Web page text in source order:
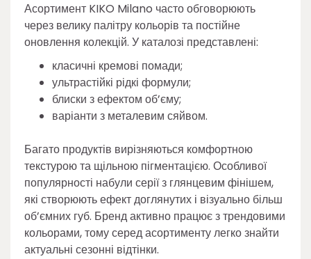
Асортимент KIKO Milano часто обговорюють
через велику палітру кольорів та постійне
оновлення колекцій. У каталозі представлені:
класичні кремові помади;
ультрастійкі рідкі формули;
блиски з ефектом об’єму;
варіанти з металевим сяйвом.
Багато продуктів вирізняються комфортною
текстурою та щільною пігментацією. Особливої
популярності набули серії з глянцевим фінішем,
які створюють ефект доглянутих і візуально більш
об’ємних губ. Бренд активно працює з трендовими
кольорами, тому серед асортименту легко знайти
актуальні сезонні відтінки.